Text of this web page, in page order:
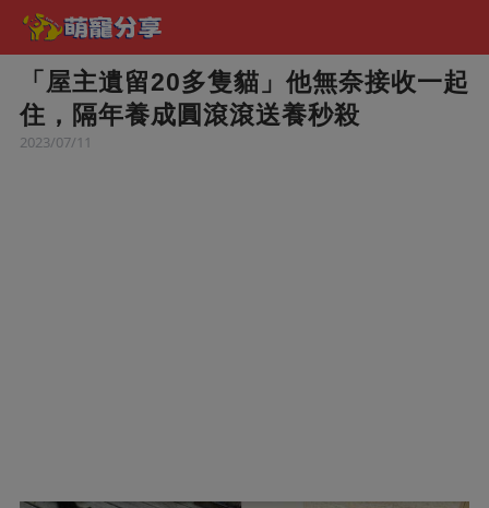
「屋主遺留20多隻貓」他無奈接收一起
住，隔年養成圓滾滾送養秒殺
2023/07/11